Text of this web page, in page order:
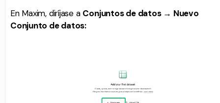
En Maxim, diríjase a Conjuntos de datos → Nuevo
Conjunto de datos: